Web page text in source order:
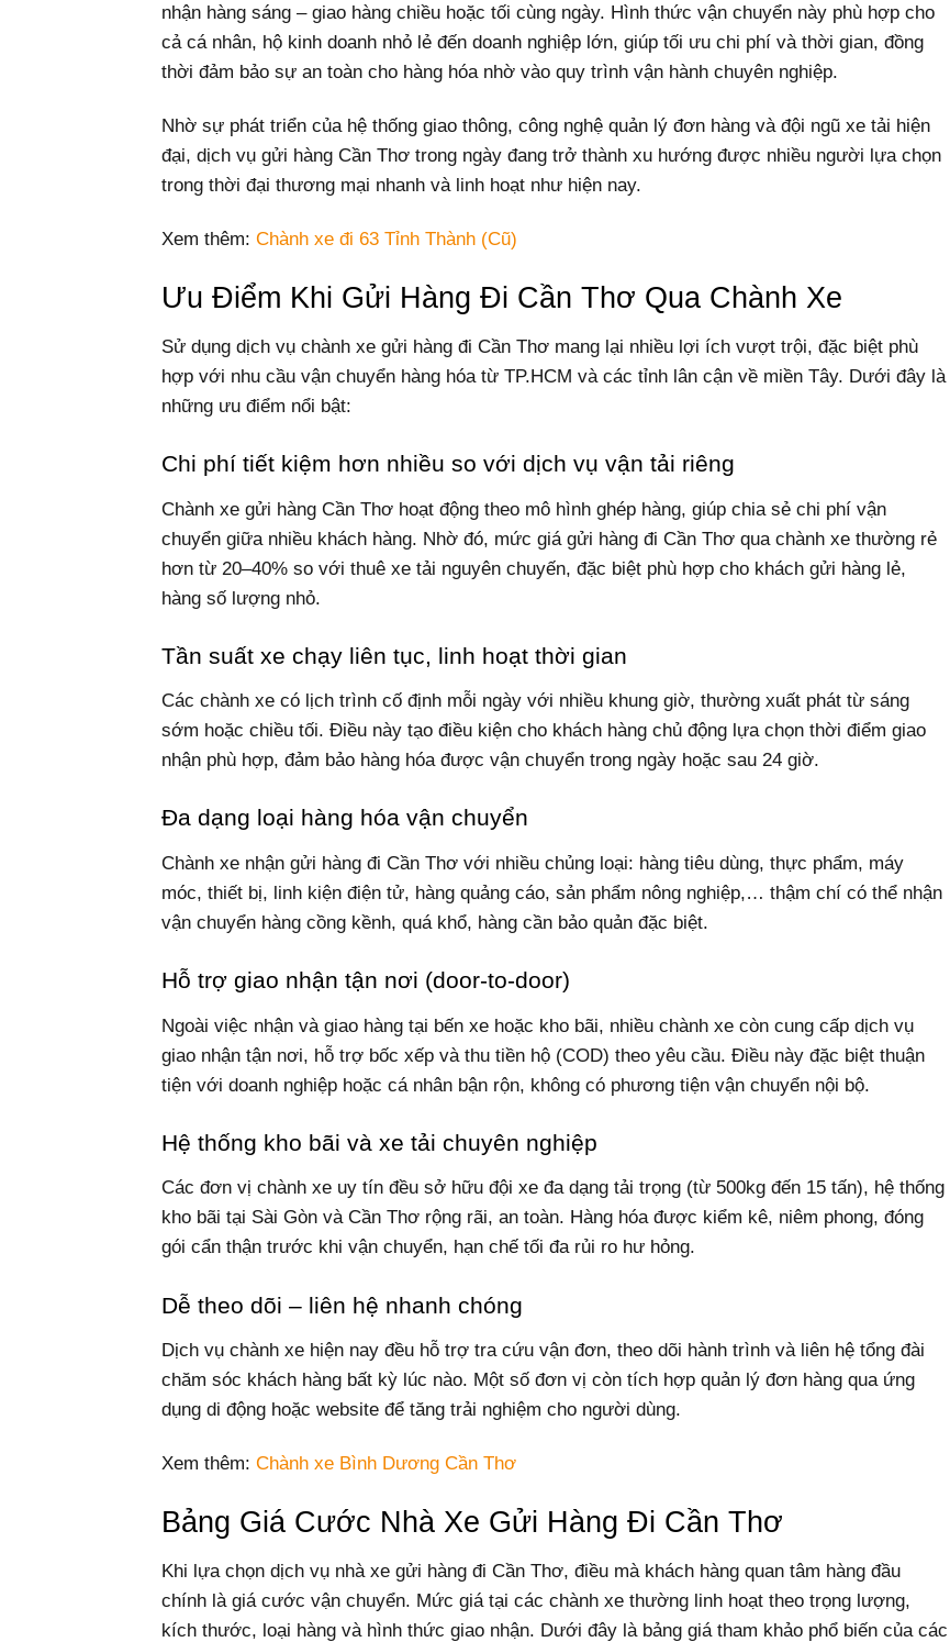
nhận hàng sáng – giao hàng chiều hoặc tối cùng ngày. Hình thức vận chuyển này phù hợp cho
cả cá nhân, hộ kinh doanh nhỏ lẻ đến doanh nghiệp lớn, giúp tối ưu chi phí và thời gian, đồng
thời đảm bảo sự an toàn cho hàng hóa nhờ vào quy trình vận hành chuyên nghiệp.
Nhờ sự phát triển của hệ thống giao thông, công nghệ quản lý đơn hàng và đội ngũ xe tải hiện
đại, dịch vụ gửi hàng Cần Thơ trong ngày đang trở thành xu hướng được nhiều người lựa chọn
trong thời đại thương mại nhanh và linh hoạt như hiện nay.
Xem thêm: Chành xe đi 63 Tỉnh Thành (Cũ)
Ưu Điểm Khi Gửi Hàng Đi Cần Thơ Qua Chành Xe
Sử dụng dịch vụ chành xe gửi hàng đi Cần Thơ mang lại nhiều lợi ích vượt trội, đặc biệt phù
hợp với nhu cầu vận chuyển hàng hóa từ TP.HCM và các tỉnh lân cận về miền Tây. Dưới đây là
những ưu điểm nổi bật:
Chi phí tiết kiệm hơn nhiều so với dịch vụ vận tải riêng
Chành xe gửi hàng Cần Thơ hoạt động theo mô hình ghép hàng, giúp chia sẻ chi phí vận
chuyển giữa nhiều khách hàng. Nhờ đó, mức giá gửi hàng đi Cần Thơ qua chành xe thường rẻ
hơn từ 20–40% so với thuê xe tải nguyên chuyến, đặc biệt phù hợp cho khách gửi hàng lẻ,
hàng số lượng nhỏ.
Tần suất xe chạy liên tục, linh hoạt thời gian
Các chành xe có lịch trình cố định mỗi ngày với nhiều khung giờ, thường xuất phát từ sáng
sớm hoặc chiều tối. Điều này tạo điều kiện cho khách hàng chủ động lựa chọn thời điểm giao
nhận phù hợp, đảm bảo hàng hóa được vận chuyển trong ngày hoặc sau 24 giờ.
Đa dạng loại hàng hóa vận chuyển
Chành xe nhận gửi hàng đi Cần Thơ với nhiều chủng loại: hàng tiêu dùng, thực phẩm, máy
móc, thiết bị, linh kiện điện tử, hàng quảng cáo, sản phẩm nông nghiệp,… thậm chí có thể nhận
vận chuyển hàng cồng kềnh, quá khổ, hàng cần bảo quản đặc biệt.
Hỗ trợ giao nhận tận nơi (door-to-door)
Ngoài việc nhận và giao hàng tại bến xe hoặc kho bãi, nhiều chành xe còn cung cấp dịch vụ
giao nhận tận nơi, hỗ trợ bốc xếp và thu tiền hộ (COD) theo yêu cầu. Điều này đặc biệt thuận
tiện với doanh nghiệp hoặc cá nhân bận rộn, không có phương tiện vận chuyển nội bộ.
Hệ thống kho bãi và xe tải chuyên nghiệp
Các đơn vị chành xe uy tín đều sở hữu đội xe đa dạng tải trọng (từ 500kg đến 15 tấn), hệ thống
kho bãi tại Sài Gòn và Cần Thơ rộng rãi, an toàn. Hàng hóa được kiểm kê, niêm phong, đóng
gói cẩn thận trước khi vận chuyển, hạn chế tối đa rủi ro hư hỏng.
Dễ theo dõi – liên hệ nhanh chóng
Dịch vụ chành xe hiện nay đều hỗ trợ tra cứu vận đơn, theo dõi hành trình và liên hệ tổng đài
chăm sóc khách hàng bất kỳ lúc nào. Một số đơn vị còn tích hợp quản lý đơn hàng qua ứng
dụng di động hoặc website để tăng trải nghiệm cho người dùng.
Xem thêm: Chành xe Bình Dương Cần Thơ
Bảng Giá Cước Nhà Xe Gửi Hàng Đi Cần Thơ
Khi lựa chọn dịch vụ nhà xe gửi hàng đi Cần Thơ, điều mà khách hàng quan tâm hàng đầu
chính là giá cước vận chuyển. Mức giá tại các chành xe thường linh hoạt theo trọng lượng,
kích thước, loại hàng và hình thức giao nhận. Dưới đây là bảng giá tham khảo phổ biến của các